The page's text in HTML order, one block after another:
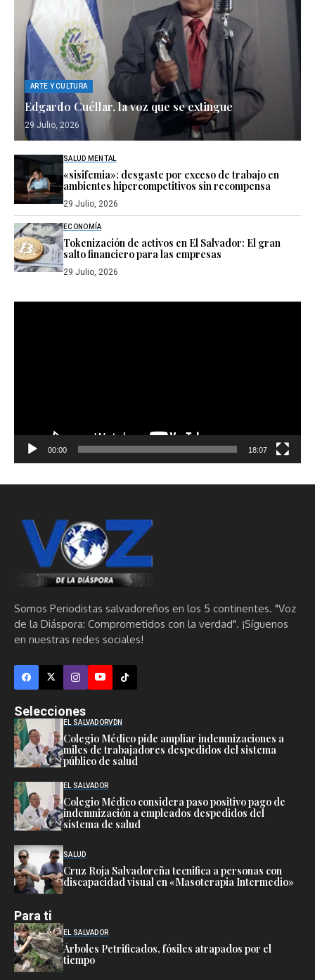
ARTE Y CULTURA
Edgardo Cuéllar, la voz que se extingue
29 Julio, 2026
SALUD MENTAL
«sisifemia»: desgaste por exceso de trabajo en
ambientes hipercompetitivos sin recompensa
29 Julio, 2026
ECONOMÍA
Tokenización de activos en El Salvador: El gran
salto financiero para las empresas
29 Julio, 2026
00:00 18:07
Somos Periodistas salvadoreños en los 5 continentes. "Voz
de la Diáspora: Comprometidos con la verdad". ¡Síguenos
en nuestras redes sociales!
Selecciones
EL SALVADORVDN
Colegio Médico pide ampliar indemnizaciones a
miles de trabajadores despedidos del sistema
público de salud
EL SALVADOR
Colegio Médico considera paso positivo pago de
indemnización a empleados despedidos del
sistema de salud
SALUD
Cruz Roja Salvadoreña tecnifica a personas con
discapacidad visual en «Masoterapia Intermedio»
Para ti
EL SALVADOR
Árboles Petrificados, fósiles atrapados por el
tiempo